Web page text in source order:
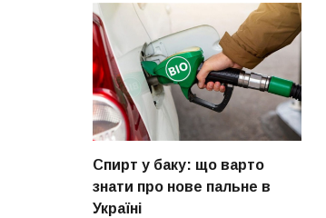
Спирт у баку: що варто
знати про нове пальне в
Україні